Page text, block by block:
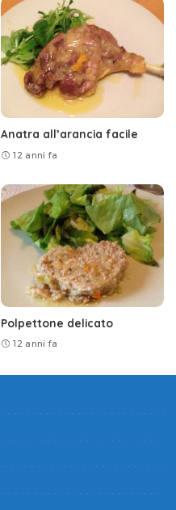
Anatra all’arancia facile
12 anni fa
Polpettone delicato
12 anni fa